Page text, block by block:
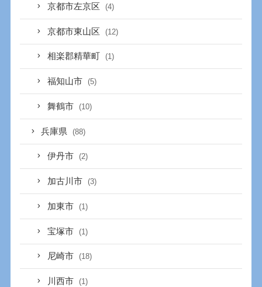
京都市左京区 (4)
京都市東山区 (12)
相楽郡精華町 (1)
福知山市 (5)
舞鶴市 (10)
兵庫県 (88)
伊丹市 (2)
加古川市 (3)
加東市 (1)
宝塚市 (1)
尼崎市 (18)
川西市 (1)